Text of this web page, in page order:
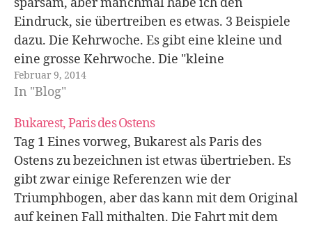
Eindruck, sie übertreiben es etwas. 3 Beispiele
dazu. Die Kehrwoche. Es gibt eine kleine und
eine grosse Kehrwoche. Die "kleine
Kehrwoche" bedeutet (habe ich nun nach 1 1/2
Jahren gelernt!), dass man die Treppe vor
seiner eigenen Tür…
Februar 9, 2014
In "Blog"
Bukarest, Paris des Ostens
Tag 1 Eines vorweg, Bukarest als Paris des
Ostens zu bezeichnen ist etwas übertrieben. Es
gibt zwar einige Referenzen wie der
Triumphbogen, aber das kann mit dem Original
auf keinen Fall mithalten. Die Fahrt mit dem